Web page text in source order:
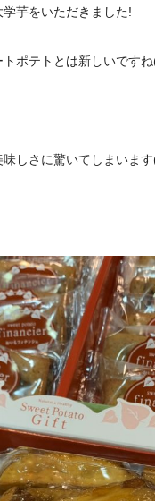
芋をいただきました!
ポテトとは新しいです
しさに驚いてしまいま